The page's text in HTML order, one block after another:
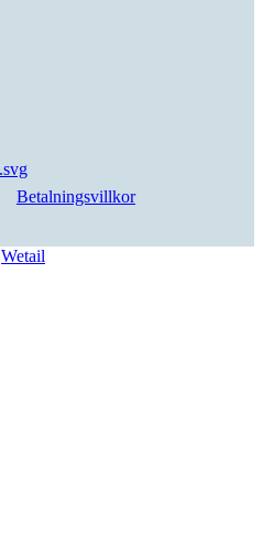
Betalningsvillkor
Wetail